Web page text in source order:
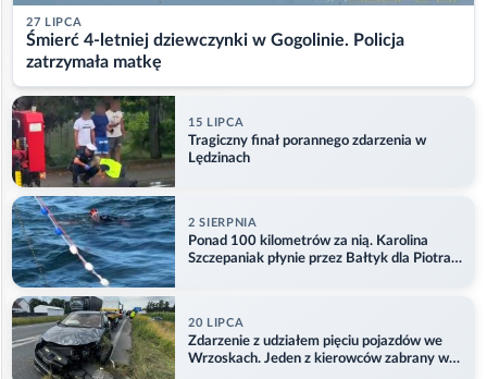
27 LIPCA
Śmierć 4-letniej dziewczynki w Gogolinie. Policja
zatrzymała matkę
15 LIPCA
Tragiczny finał porannego zdarzenia w
Lędzinach
2 SIERPNIA
Ponad 100 kilometrów za nią. Karolina
Szczepaniak płynie przez Bałtyk dla Piotra.
20 LIPCA
Zdarzenie z udziałem pięciu pojazdów we
Wrzoskach. Jeden z kierowców zabrany w